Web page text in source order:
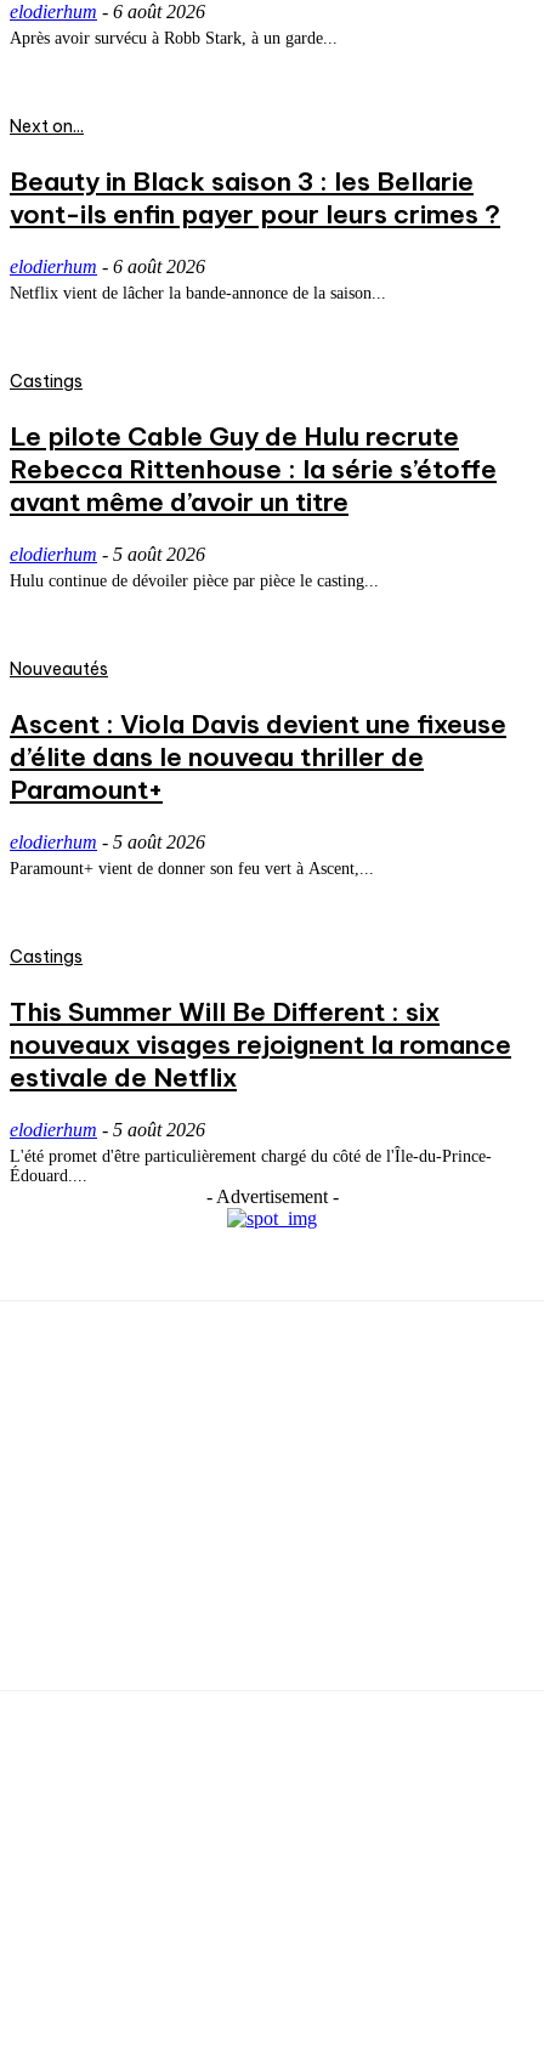
elodierhum - 6 août 2026
Après avoir survécu à Robb Stark, à un garde...
Next on...
Beauty in Black saison 3 : les Bellarie
vont-ils enfin payer pour leurs crimes ?
elodierhum - 6 août 2026
Netflix vient de lâcher la bande-annonce de la saison...
Castings
Le pilote Cable Guy de Hulu recrute
Rebecca Rittenhouse : la série s’étoffe
avant même d’avoir un titre
elodierhum - 5 août 2026
Hulu continue de dévoiler pièce par pièce le casting...
Nouveautés
Ascent : Viola Davis devient une fixeuse
d’élite dans le nouveau thriller de
Paramount+
elodierhum - 5 août 2026
Paramount+ vient de donner son feu vert à Ascent,...
Castings
This Summer Will Be Different : six
nouveaux visages rejoignent la romance
estivale de Netflix
elodierhum - 5 août 2026
L'été promet d'être particulièrement chargé du côté de l'Île-du-Prince-
Édouard....
- Advertisement -